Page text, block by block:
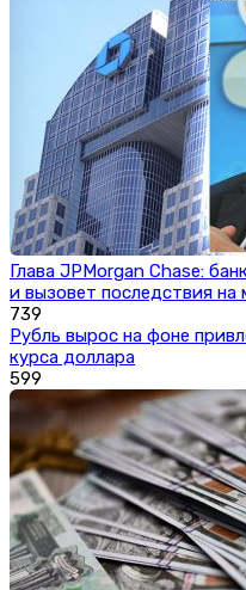
Глава JPMorgan Chase:
и вызовет последствия на
739
Рубль вырос на фоне
курса доллара
599